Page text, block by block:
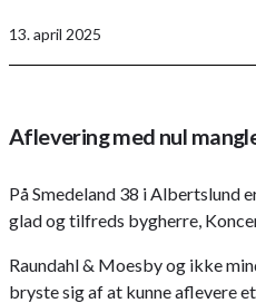
13. april 2025
Aflevering med nul
På Smedeland 38 i Albertslund
glad og tilfreds bygherre,
Raundahl & Moesby og ikke
bryste sig af at kunne aflevere